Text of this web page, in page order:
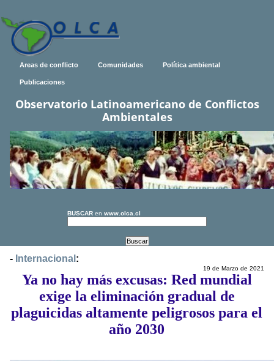
Areas de conflicto Comunidades Política ambiental
Publicaciones
Observatorio Latinoamericano de Conflictos
Ambientales
BUSCAR en www.olca.cl
- Internacional :
19 de Marzo de 2021
Ya no hay más excusas: Red mundial
exige la eliminación gradual de
plaguicidas altamente peligrosos para el
año 2030